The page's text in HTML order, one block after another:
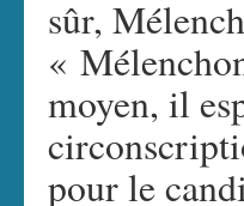
sûr,
«
moyen, il
pour le